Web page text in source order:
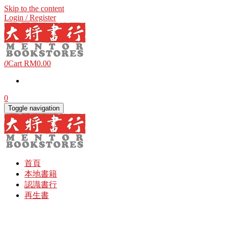
Skip to the content
Login / Register
0Cart RM0.00
0
Toggle navigation
首頁
本地書籍
認識書行
再生書